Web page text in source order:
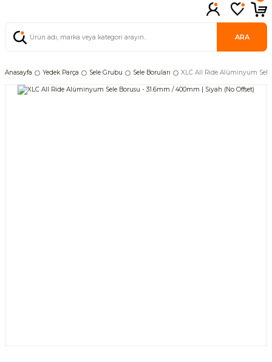
ARA
Anasayfa Yedek Parça Sele Grubu Sele Boruları XLC All Ride Alüminyum